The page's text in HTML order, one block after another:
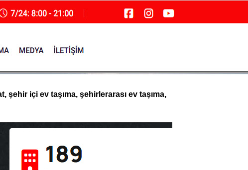
içi ev taşıma, şehirlerarası ev taşıma,